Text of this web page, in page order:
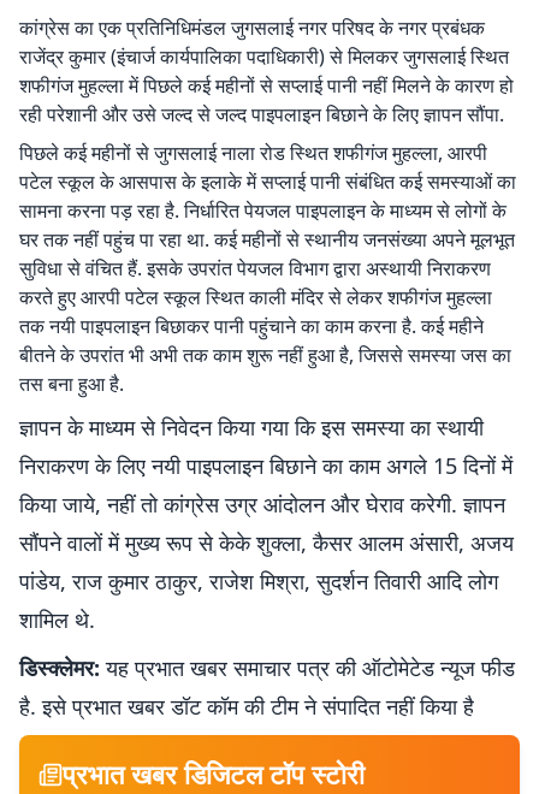
कांग्रेस का एक प्रतिनिधिमंडल जुगसलाई नगर परिषद के नगर प्रबंधक
राजेंद्र कुमार (इंचार्ज कार्यपालिका पदाधिकारी) से मिलकर जुगसलाई स्थित
शफीगंज मुहल्ला में पिछले कई महीनों से सप्लाई पानी नहीं मिलने के कारण हो
रही परेशानी और उसे जल्द से जल्द पाइपलाइन बिछाने के लिए ज्ञापन सौंपा.
पिछले कई महीनों से जुगसलाई नाला रोड स्थित शफीगंज मुहल्ला, आरपी
पटेल स्कूल के आसपास के इलाके में सप्लाई पानी संबंधित कई समस्याओं का
सामना करना पड़ रहा है. निर्धारित पेयजल पाइपलाइन के माध्यम से लोगों के
घर तक नहीं पहुंच पा रहा था. कई महीनों से स्थानीय जनसंख्या अपने मूलभूत
सुविधा से वंचित हैं. इसके उपरांत पेयजल विभाग द्वारा अस्थायी निराकरण
करते हुए आरपी पटेल स्कूल स्थित काली मंदिर से लेकर शफीगंज मुहल्ला
तक नयी पाइपलाइन बिछाकर पानी पहुंचाने का काम करना है. कई महीने
बीतने के उपरांत भी अभी तक काम शुरू नहीं हुआ है, जिससे समस्या जस का
तस बना हुआ है.
ज्ञापन के माध्यम से निवेदन किया गया कि इस समस्या का स्थायी
निराकरण के लिए नयी पाइपलाइन बिछाने का काम अगले 15 दिनों में
किया जाये, नहीं तो कांग्रेस उग्र आंदोलन और घेराव करेगी. ज्ञापन
सौंपने वालों में मुख्य रूप से केके शुक्ला, कैसर आलम अंसारी, अजय
पांडेय, राज कुमार ठाकुर, राजेश मिश्रा, सुदर्शन तिवारी आदि लोग
शामिल थे.
डिस्क्लेमर: यह प्रभात खबर समाचार पत्र की ऑटोमेटेड न्यूज फीड
है. इसे प्रभात खबर डॉट कॉम की टीम ने संपादित नहीं किया है
प्रभात खबर डिजिटल टॉप स्टोरी